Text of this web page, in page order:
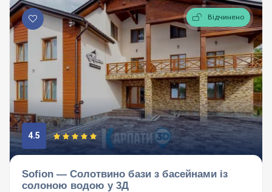
Відчинено
4.5
Sofion — Солотвино бази з басейнами із
солоною водою у 3Д